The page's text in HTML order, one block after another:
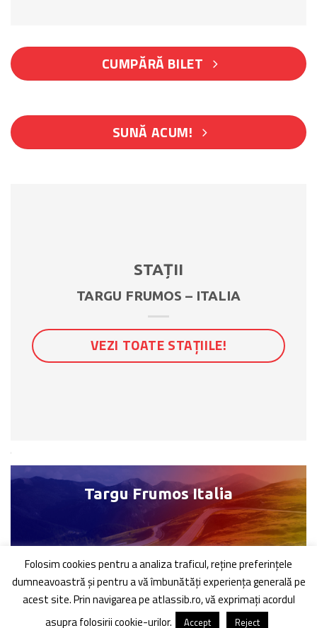
CUMPĂRĂ BILET
SUNĂ ACUM!
STAȚII
TARGU FRUMOS – ITALIA
VEZI TOATE STAȚIILE!
Targu Frumos Italia
Folosim cookies pentru a analiza traficul, reţine preferinţele
dumneavoastră şi pentru a vă îmbunătăți experiența generală pe
acest site. Prin navigarea pe atlassib.ro, vă exprimați acordul
asupra folosirii cookie-urilor.
Accept Reject